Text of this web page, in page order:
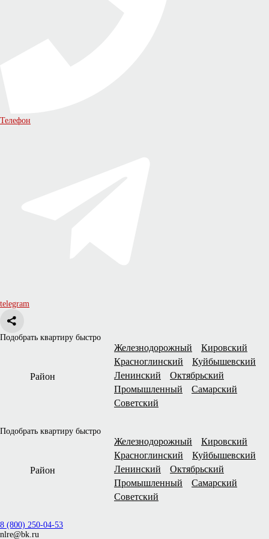
Телефон
telegram
Подобрать квартиру быстро
Район
Железнодорожный
Кировский
Красноглинский
Куйбышевский
Ленинский
Октябрьский
Промышленный
Самарский
Советский
Подобрать квартиру быстро
Район
Железнодорожный
Кировский
Красноглинский
Куйбышевский
Ленинский
Октябрьский
Промышленный
Самарский
Советский
8 (800) 250-04-53
nlre@bk.ru